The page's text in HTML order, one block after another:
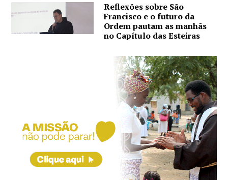
Reflexões sobre São
Francisco e o futuro da
Ordem pautam as manhãs
no Capítulo das Esteiras